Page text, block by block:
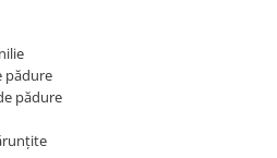
pădure
pădure